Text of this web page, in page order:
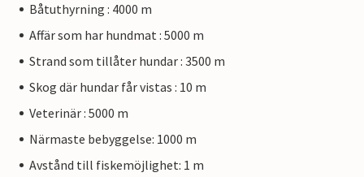
Båtuthyrning : 4000 m
Affär som har hundmat : 5000 m
Strand som tillåter hundar : 3500 m
Skog där hundar får vistas : 10 m
Veterinär : 5000 m
Närmaste bebyggelse: 1000 m
Avstånd till fiskemöjlighet: 1 m